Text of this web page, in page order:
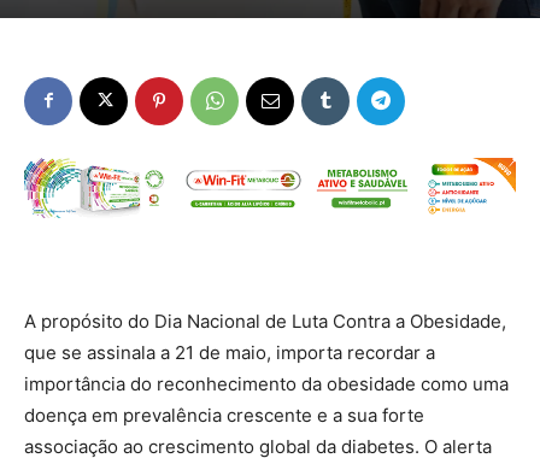
A propósito do Dia Nacional de Luta Contra a Obesidade,
que se assinala a 21 de maio, importa recordar a
importância do reconhecimento da obesidade como uma
doença em prevalência crescente e a sua forte
associação ao crescimento global da diabetes. O alerta